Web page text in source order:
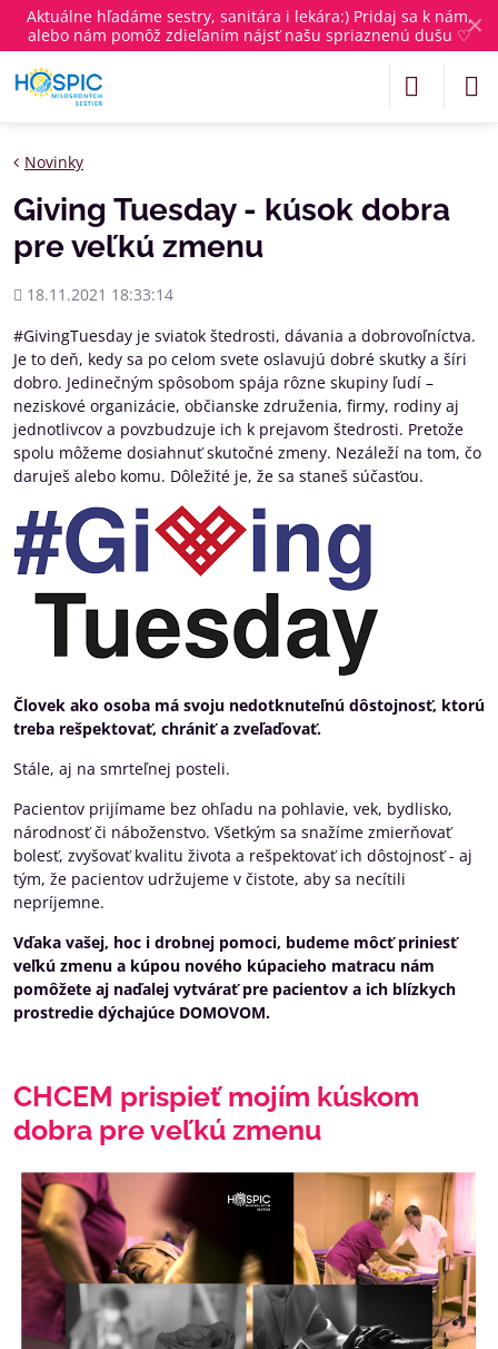
✕
Aktuálne hľadáme sestry, sanitára i lekára:) Pridaj sa k nám,
alebo nám pomôž zdieľaním nájsť našu spriaznenú dušu ♡
Novinky
Giving Tuesday - kúsok dobra
pre veľkú zmenu
Pridané
18.11.2021 18:33:14
#GivingTuesday je sviatok štedrosti, dávania a dobrovoľníctva.
Je to deň, kedy sa po celom svete oslavujú dobré skutky a šíri
dobro. Jedinečným spôsobom spája rôzne skupiny ľudí –
neziskové organizácie, občianske združenia, firmy, rodiny aj
jednotlivcov a povzbudzuje ich k prejavom štedrosti. Pretože
spolu môžeme dosiahnuť skutočné zmeny. Nezáleží na tom, čo
daruješ alebo komu. Dôležité je, že sa staneš súčasťou.
Človek ako osoba má svoju nedotknuteľnú dôstojnosť, ktorú
treba rešpektovať, chrániť a zveľaďovať.
Stále, aj na smrteľnej posteli.
Pacientov prijímame bez ohľadu na pohlavie, vek, bydlisko,
národnosť či náboženstvo. Všetkým sa snažíme zmierňovať
bolesť, zvyšovať kvalitu života a rešpektovať ich dôstojnosť - aj
tým, že pacientov udržujeme v čistote, aby sa necítili
nepríjemne.
Vďaka vašej, hoc i drobnej pomoci, budeme môcť priniesť
veľkú zmenu a kúpou nového kúpacieho matracu nám
pomôžete aj naďalej vytvárať pre pacientov a ich blízkych
prostredie dýchajúce DOMOVOM.
CHCEM prispieť mojím kúskom
dobra pre veľkú zmenu